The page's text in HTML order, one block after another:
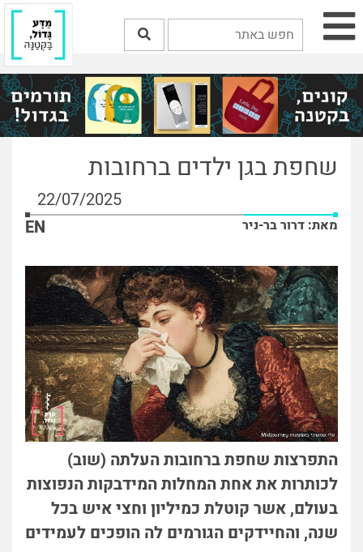
שחפת בגן ילדים ברחובות
22/07/2025
מאת: דרור בר-ניר EN
התפרצות שחפת ברחובות העלתה (שוב)
לכותרות את אחת המחלות המידבקות הנפוצות
בעולם, אשר קוטלת כמיליון וחצי איש בכל
שנה, והחיידקים הגורמים לה הופכים לעמידים